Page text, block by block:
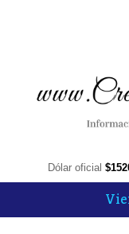
Dólar oficial